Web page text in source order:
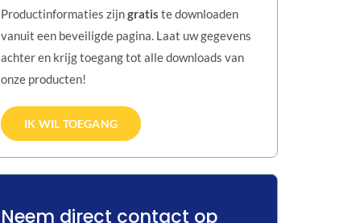
Productinformaties zijngratis te downloaden
vanuit een beveiligde pagina. Laat uw gegevens
achter en krijg toegang tot alle downloads van
onze producten!
IK WIL TOEGANG
Neem direct contact op